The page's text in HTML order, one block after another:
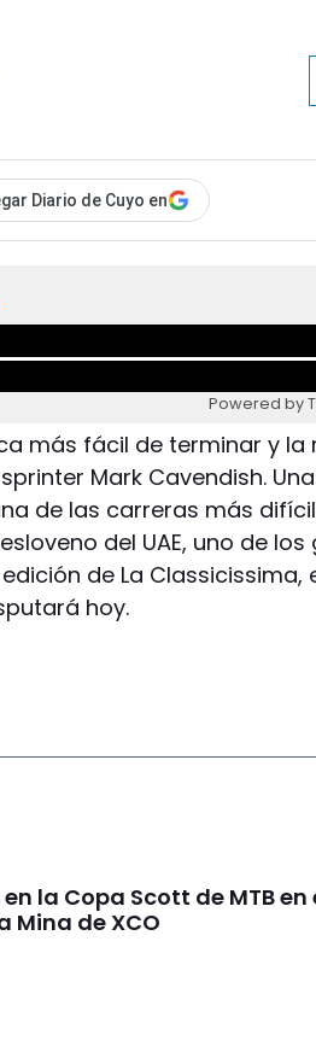
Diario de Cuyo en
Powered by
más fácil de terminar y
Mark Cavendish.
de las carreras más
del UAE, uno de los
de La Classicissima,
hoy.
la Copa Scott de MTB en
Mina de XCO